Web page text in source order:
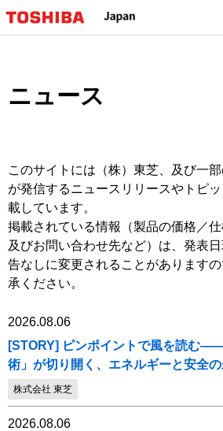
ニュース
このサイトには（株）東芝、及び一
が発信するニュースリリースやトピ
載しています。
掲載されている情報（製品の価格／
及びお問い合わせ先など）は、発表
告なしに変更されることがあります
承ください。
2026.08.06
[STORY] ピンポイントで風を読む
術」が切り開く、エネルギーと安全
株式会社 東芝
2026.08.06